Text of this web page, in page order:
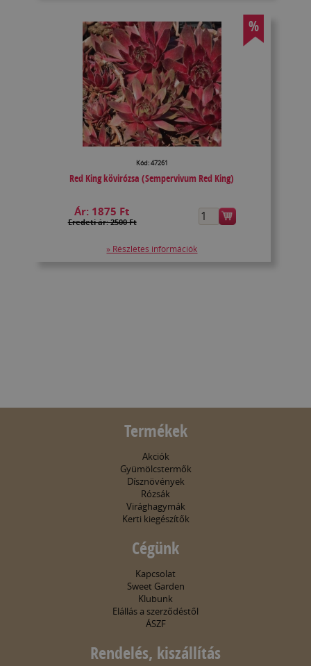
%
Kód: 47261
Red King kövirózsa (Sempervivum Red King)
Ár: 1875 Ft
Eredeti ár: 2500 Ft
» Részletes információk
Termékek
Akciók
Gyümölcstermők
Dísznövények
Rózsák
Virághagymák
Kerti kiegészítők
Cégünk
Kapcsolat
Sweet Garden
Klubunk
Elállás a szerződéstől
ÁSZF
Rendelés, kiszállítás